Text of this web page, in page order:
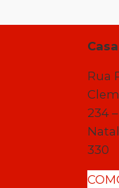
Rua
234
330